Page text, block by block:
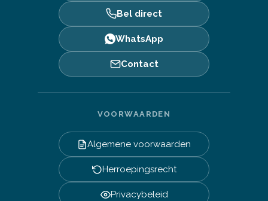
Bel direct
WhatsApp
Contact
VOORWAARDEN
Algemene voorwaarden
Herroepingsrecht
Privacybeleid